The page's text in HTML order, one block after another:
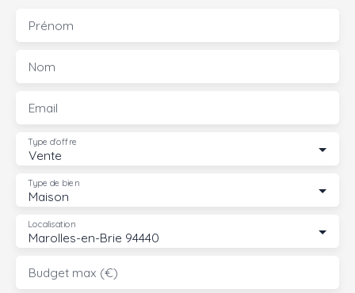
Prénom
Nom
Email
Vente
Type d'offre
Maison
Type de bien
Marolles-en-Brie 94440
Localisation
Budget max (€)